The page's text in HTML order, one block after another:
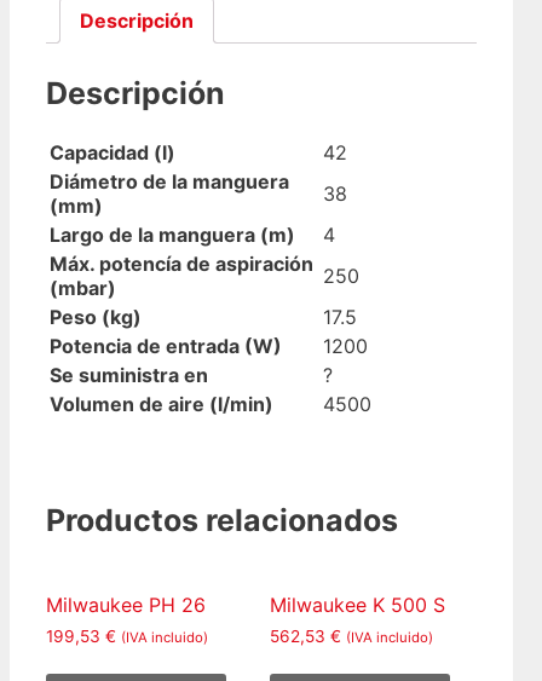
Descripción
Descripción
Capacidad (l)
42
Diámetro de la manguera
(mm)
38
Largo de la manguera (m)
4
Máx. potencía de aspiración
(mbar)
250
Peso (kg)
17.5
Potencia de entrada (W)
1200
Se suministra en
?
Volumen de aire (l/min)
4500
Productos relacionados
Milwaukee PH 26
199,53 € (IVA incluido)
Milwaukee K 500 S
562,53€ (IVA incluido)